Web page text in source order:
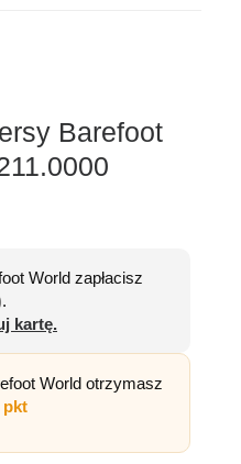
Barefoot
World zapłacisz
.
kartę.
World otrzymasz
pkt